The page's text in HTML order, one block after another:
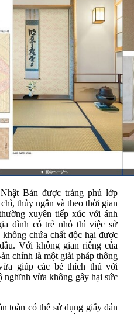
Bản được tráng phủ lớp
thủy ngân và theo thời gian
xuyên tiếp xúc với ánh
đình có trẻ nhỏ thì việc sử
chứa chất độc hại được
Với không gian riêng của
chính là một giải pháp thông
giúp các bé thích thú với
nghĩnh vừa không gây hại sức
toàn có thể sử dụng giấy dán